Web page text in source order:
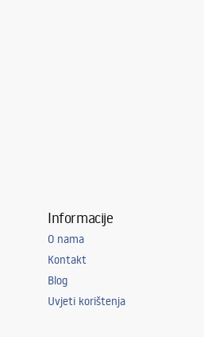
Informacije
O nama
Kontakt
Blog
Uvjeti korištenja